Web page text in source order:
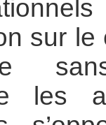
sur le
les